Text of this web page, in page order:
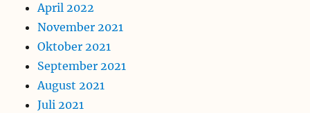
April 2022
November 2021
Oktober 2021
September 2021
August 2021
Juli 2021